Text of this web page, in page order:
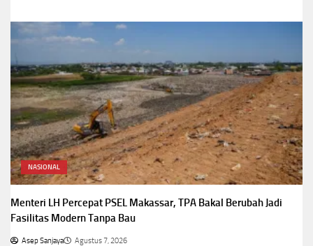
NASIONAL
Menteri LH Percepat PSEL Makassar, TPA Bakal Berubah Jadi
Fasilitas Modern Tanpa Bau
Asep Sanjaya Agustus 7, 2026